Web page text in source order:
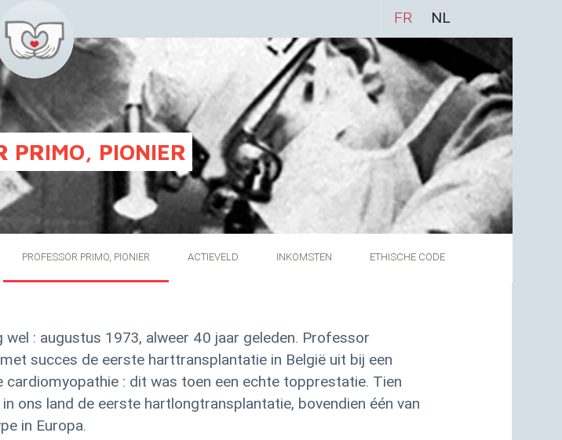
FR NL
PRIMO, PIONIER
PROFESSOR PRIMO, PIONIER ACTIEVELD INKOMSTEN ETHISCHE CODE
wel : augustus 1973, alweer 40 jaar geleden. Professor
succes de eerste harttransplantatie in België uit bij een
: dit was toen een echte topprestatie. Tien
ons land de eerste hartlongtransplantatie, bovendien één van
in Europa.